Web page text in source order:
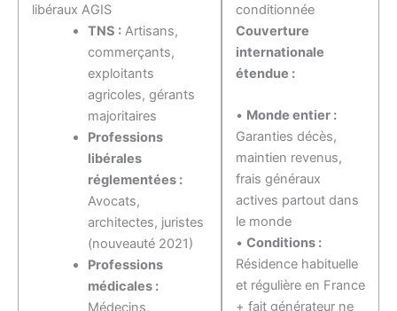
libéraux AGIS
TNS : Artisans,
commerçants,
exploitants
agricoles, gérants
majoritaires
Professions
libérales
réglementées :
Avocats,
architectes, juristes
(nouveauté 2021)
Professions
médicales :
Médecins,
conditionnée
Couverture
internationale
étendue :
• Monde entier :
Garanties décès,
maintien revenus,
frais généraux
actives partout dans
le monde
• Conditions :
Résidence habituelle
et régulière en France
+ fait générateur ne